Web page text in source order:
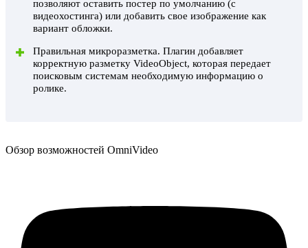
позволяют оставить постер по умолчанию (с
видеохостинга) или добавить свое изображение как
вариант обложки.
Правильная микроразметка. Плагин добавляет
корректную разметку VideoObject, которая передает
поисковым системам необходимую информацию о
ролике.
Обзор возможностей OmniVideo